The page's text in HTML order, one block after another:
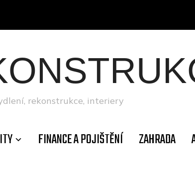
rekonstrukce, interiery
FINANCE A POJIŠTĚNÍ ZAHRADA